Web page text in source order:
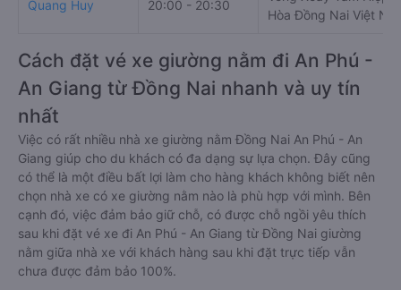
Quang Huy 20:00 - 20:30
Vòng Xoay Tam Hiệp
Hòa Đồng Nai Việt
Cách đặt vé xe giường nằm đi An Phú -
An Giang từ Đồng Nai nhanh và uy tín
nhất
Việc có rất nhiều nhà xe giường nằm Đồng Nai An Phú - An
Giang giúp cho du khách có đa dạng sự lựa chọn. Đây cũng
có thể là một điều bất lợi làm cho hàng khách không biết nên
chọn nhà xe có xe giường nằm nào là phù hợp với mình. Bên
cạnh đó, việc đảm bảo giữ chỗ, có được chỗ ngồi yêu thích